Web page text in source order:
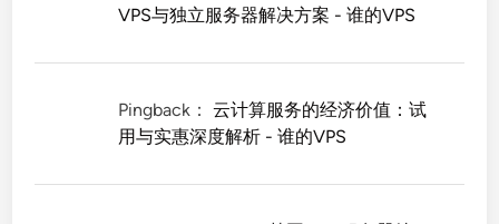
VPS与独立服务器解决方案 - 谁的VPS
Pingback：云计算服务的经济价值：试
用与实惠深度解析 - 谁的VPS